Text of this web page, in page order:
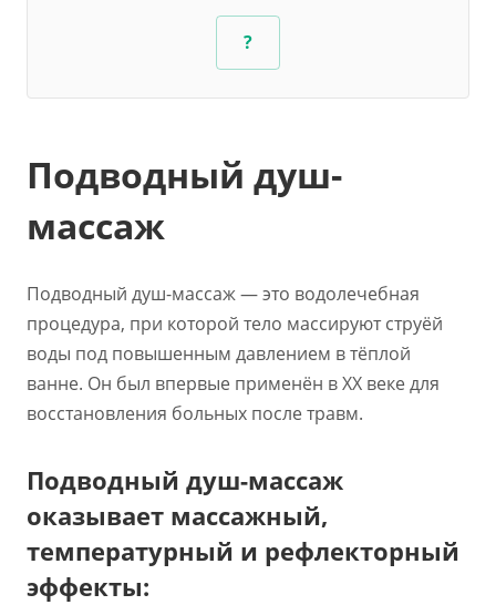
?
Подводный душ-
массаж
Подводный душ-массаж — это водолечебная
процедура, при которой тело массируют струёй
воды под повышенным давлением в тёплой
ванне. Он был впервые применён в XX веке для
восстановления больных после травм.
Подводный душ-массаж
оказывает массажный,
температурный и рефлекторный
эффекты: